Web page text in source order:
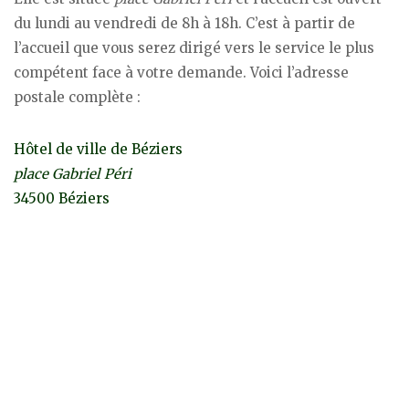
du lundi au vendredi de 8h à 18h. C’est à partir de
l’accueil que vous serez dirigé vers le service le plus
compétent face à votre demande. Voici l’adresse
postale complète :
Hôtel de ville de Béziers
place Gabriel Péri
34500 Béziers